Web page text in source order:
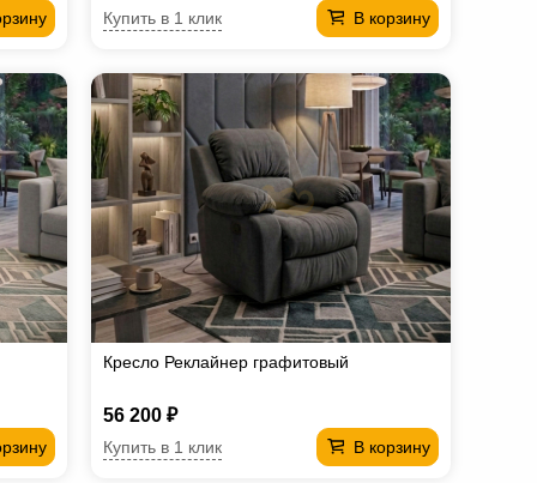
В корзину
Купить в 1 клик
Кресло Реклайнер графитовый
56 200 ₽
В корзину
Купить в 1 клик